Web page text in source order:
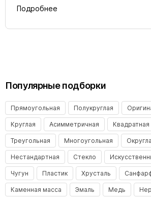
Подробнее
Популярные подборки
Прямоугольная Полукруглая
Круглая Асимметричная Квадратная
Треугольная Многоугольная
Нестандартная Стекло
Чугун Пластик Хрусталь
Каменная масса Эмаль Медь